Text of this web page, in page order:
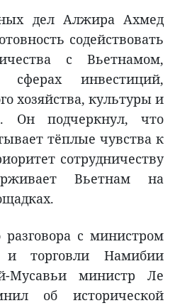
дел Алжира Ахмед
содействовать
с Вьетнамом,
инвестиций,
хозяйства, культуры и
Он подчеркнул, что
тёплые чувства к
сотрудничеству
Вьетнам на
разговора с министром
и торговли Намибии
Мусавьи министр Ле
об исторической